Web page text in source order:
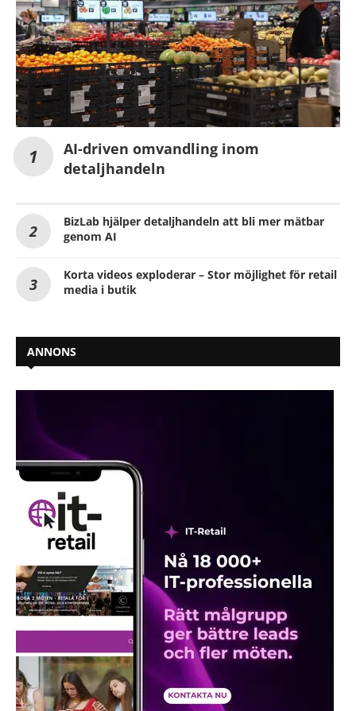
AI-driven omvandling inom
detaljhandeln
BizLab hjälper detaljhandeln att bli mer mätbar
genom AI
Korta videos exploderar – Stor möjlighet för retail
media i butik
ANNONS